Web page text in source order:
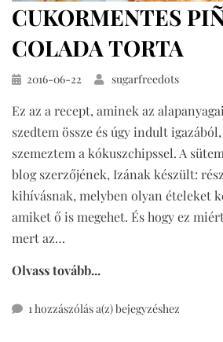
CUKORMENTES
COLADA TORTA
Közzétéve
2016-06-22 sugarfreedots
Ez az a recept, aminek az
szedtem össze és úgy indult
szemeztem a kókuszchipssel. A
blog szerzőjének, Izának készült:
kihívásnak, melyben olyan ételeket
amiket ő is megehet. És hogy ez
mert az…
Olvass tovább...
1 hozzászólás a(z)cukormentes
bejegyzéshez